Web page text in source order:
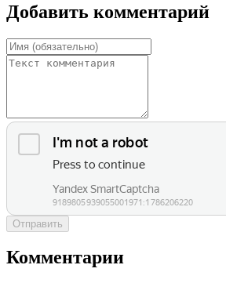
Добавить комментарий
Отправить
Комментарии